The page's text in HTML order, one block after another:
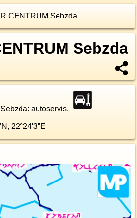
CENTRUM Sebzda
Sebzda
: autoservis,
, 22°24'3"E